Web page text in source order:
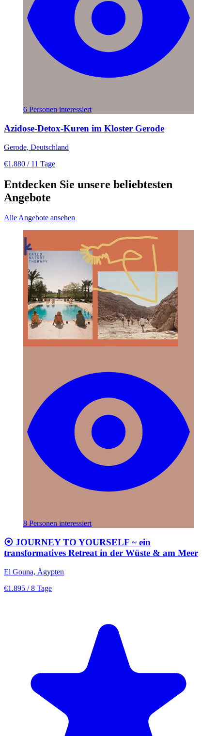
6 Personen interessiert
Azidose-Detox-Kuren im Kloster Gerode
Gerode, Deutschland
€1.880 / 11 Tage
Entdecken Sie unsere beliebtesten
Angebote
Alle Angebote ansehen
8 Personen interessiert
⦿ JOURNEY TO YOURSELF ~ ein
transformatives Retreat in der Wüste & am Meer
El Gouna, Ägypten
€1.895 / 8 Tage